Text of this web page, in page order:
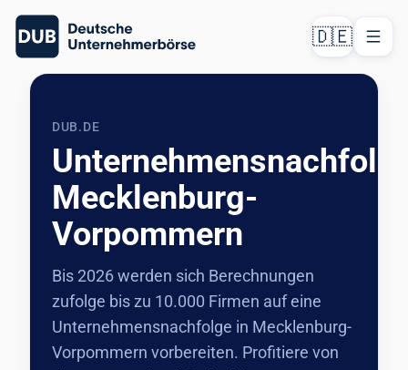
🇩🇪
DUB.DE
Mecklenburg-
Vorpommern
Bis 2026 werden sich Berechnungen
zufolge bis zu 10.000 Firmen auf eine
Unternehmensnachfolge in Mecklenburg-
Vorpommern vorbereiten. Profitiere von